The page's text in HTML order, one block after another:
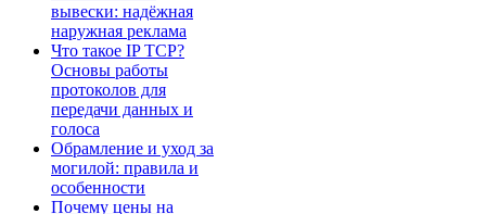
вывески: надёжная
наружная реклама
Что такое IP TCP?
Основы работы
протоколов для
передачи данных и
голоса
Обрамление и уход за
могилой: правила и
особенности
Почему цены на